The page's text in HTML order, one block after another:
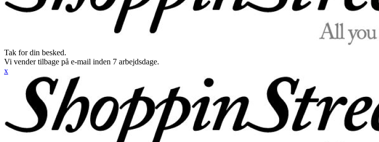
Tak for din besked.
Vi vender tilbage på e-mail inden 7 arbejdsdage.
x